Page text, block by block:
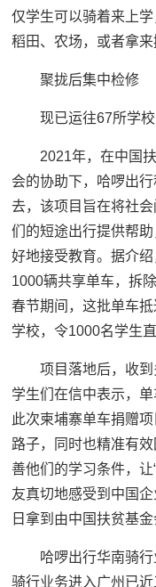
仅学生可以骑着来上
稻田、农场，或者拿来
聚拢后集中检修
现已运往67所学校
2021年，在中国
会的协助下，哈啰出
去，该项目旨在将社
们的短途出行提供帮
好地接受教育。据介
1000辆共享单车，拆
春节期间，这批单车
学校，令1000名学生直
项目落地后，收
学生们在信中表示，
此次柬埔寨单车捐赠
路子，同时也精准有
善他们的学习条件，让
友真切地感受到中国
日拿到由中国扶贫基
哈啰出行华南骑
骑行业务进入广州已